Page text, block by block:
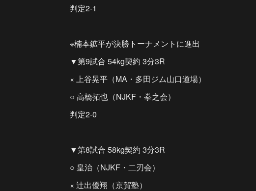
判定2-1
※楠本鉱平が決勝トーナメントに進出
▼第9試合 54kg契約 3分3R
× 上谷晃平（MA・多田ジム山口道場）
○ 高橋拓也（NJKF・拳之会）
判定2-0
▼第8試合 58kg契約 3分3R
○ 皇治（NJKF・二刃会）
× 辻出優翔（京賀塾）